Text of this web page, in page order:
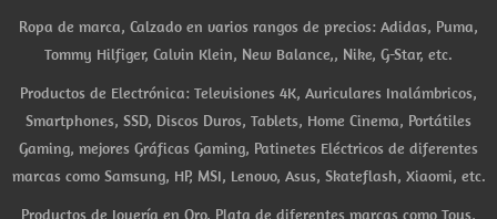
Ropa de marca, Calzado en varios rangos de precios: Adidas, Puma,
Tommy Hilfiger, Calvin Klein, New Balance,, Nike, G-Star, etc.
Productos de Electrónica: Televisiones 4K, Auriculares Inalámbricos,
Smartphones, SSD, Discos Duros, Tablets, Home Cinema, Portátiles
Gaming, mejores Gráficas Gaming, Patinetes Eléctricos de diferentes
marcas como Samsung, HP, MSI, Lenovo, Asus, Skateflash, Xiaomi, etc.
Productos de Joyería en Oro, Plata de diferentes marcas como Tous,